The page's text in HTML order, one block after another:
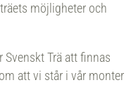
möjligheter och
Svenskt Trä att finnas
att vi står i vår monter